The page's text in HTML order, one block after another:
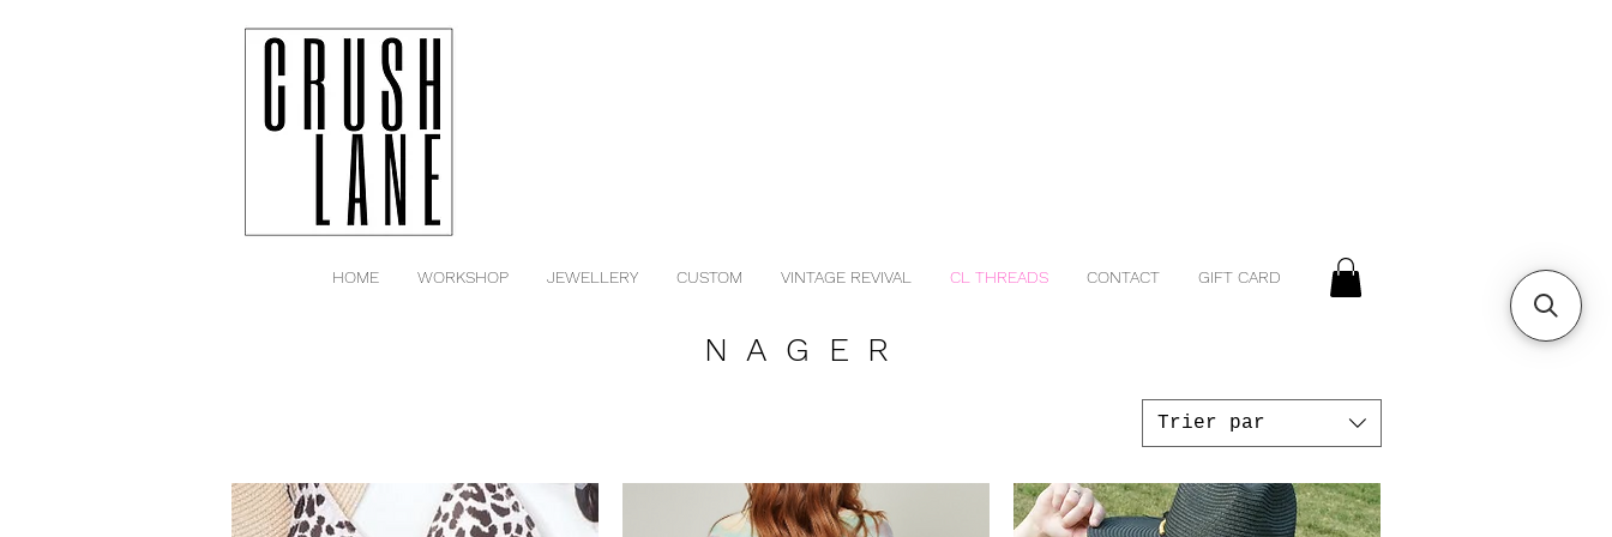
HOME WORKSHOP JEWELLERY CUSTOM VINTAGE REVIVAL CL THREADS CONTACT GIFT CARD
NAGER
Trier par